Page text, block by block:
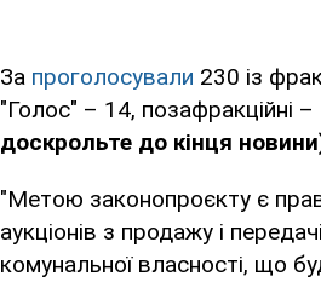
За проголосували 230 із
"Голос" – 14, позафракційні –
доскрольте до кінця
"Метою законопроєкту є
аукціонів з продажу і
комунальної власності, що